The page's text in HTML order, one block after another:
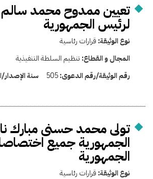
تعيين ممدوح محمد
لرئيس الجمهورية
نوع الوثيقة: قرارات رئاسية
المجال و القطاع: تنظيم السلطة التنفيذية
رقم الوثيقة/رقم الدعوى:505 سنة الإصدار/
تولى محمد حسنى مبارك
الجمهورية جميع
الجمهورية
نوع الوثيقة: قرارات رئاسية